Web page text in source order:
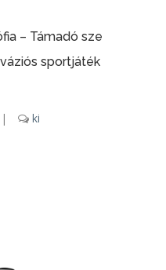
– Támadó sze
sportjáték
| ki